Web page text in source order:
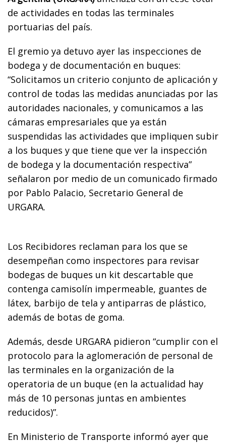
de actividades en todas las terminales
portuarias del país.
El gremio ya detuvo ayer las inspecciones de
bodega y de documentación en buques:
“Solicitamos un criterio conjunto de aplicación y
control de todas las medidas anunciadas por las
autoridades nacionales, y comunicamos a las
cámaras empresariales que ya están
suspendidas las actividades que impliquen subir
a los buques y que tiene que ver la inspección
de bodega y la documentación respectiva”
señalaron por medio de un comunicado firmado
por Pablo Palacio, Secretario General de
URGARA.
Los Recibidores reclaman para los que se
desempeñan como inspectores para revisar
bodegas de buques un kit descartable que
contenga camisolín impermeable, guantes de
látex, barbijo de tela y antiparras de plástico,
además de botas de goma.
Además, desde URGARApidieron “cumplir con el
protocolo para la aglomeración de personal de
las terminales en la organización de la
operatoria de un buque (en la actualidad hay
más de 10 personas juntas en ambientes
reducidos)”.
En Ministerio de Transporte informó ayer que